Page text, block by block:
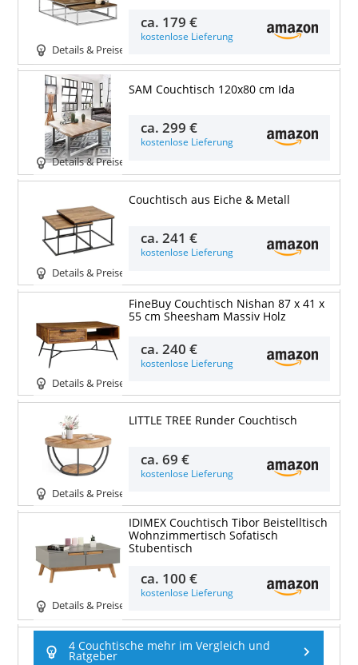
Details & Preise
ca. 179 €
kostenlose Lieferung
Details & Preise
SAM Couchtisch 120x80 cm Ida
ca.299 €
kostenlose Lieferung
Details & Preise
Couchtisch aus Eiche & Metall
ca.241 €
kostenlose Lieferung
Details & Preise
FineBuy Couchtisch Nishan 87 x 41 x
55 cm Sheesham Massiv Holz
ca.240 €
kostenlose Lieferung
Details & Preise
LITTLE TREE Runder Couchtisch
ca.69 €
kostenlose Lieferung
Details & Preise
IDIMEX Couchtisch Tibor Beistelltisch
Wohnzimmertisch Sofatisch
Stubentisch
ca. 100 €
kostenlose Lieferung
4 Couchtische mehr im Vergleich und
Ratgeber